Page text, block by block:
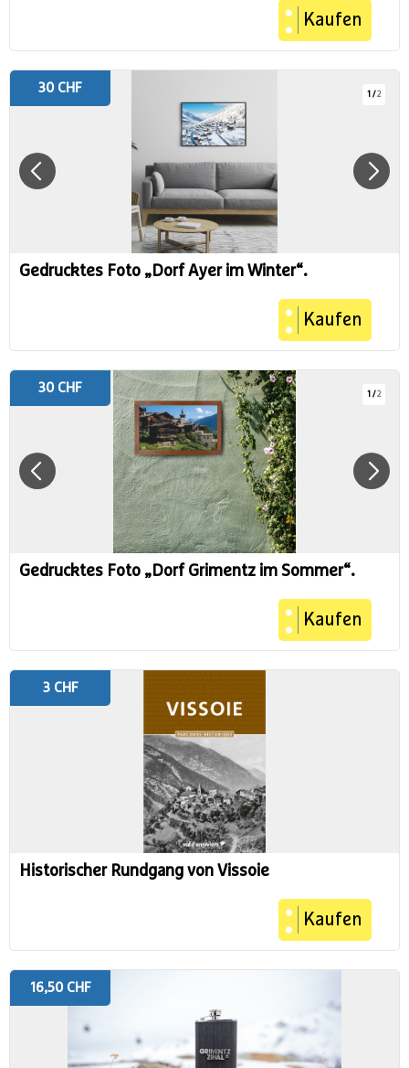
Kaufen
1 /2
Gedrucktes Foto „Dorf Ayer im Winter“.
Kaufen
30 CHF
1 /2
Gedrucktes Foto „Dorf Grimentz im Sommer“.
Kaufen
30 CHF
Historischer Rundgang von Vissoie
Kaufen
3 CHF
16,50 CHF